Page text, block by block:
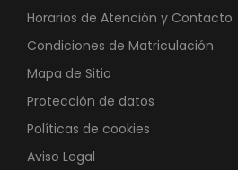
Horarios de Atención y Contacto
Condiciones de Matriculación
Mapa de Sitio
Protección de datos
Políticas de cookies
Aviso Legal